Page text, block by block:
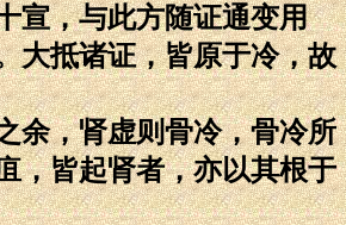
宣，与此方随证通变用
大抵诸证，皆原于冷，故
余，肾虚则骨冷，骨冷所
，皆起肾者，亦以其根于